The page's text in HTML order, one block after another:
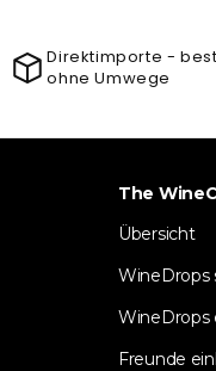
Direktimporte -
ohne Umwege
The
Übersicht
WineDrops
WineDrops
Freunde